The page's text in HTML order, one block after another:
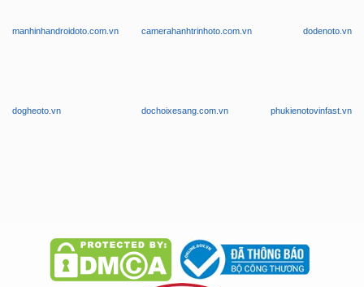
manhinhandroidoto.com.vn camerahanhtrinhoto.com.vn dodenoto.vn
dogheoto.vn dochoixesang.com.vn phukienotovinfast.vn